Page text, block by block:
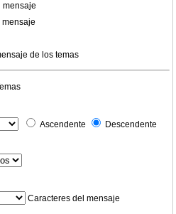
mensaje
mensaje
de los temas
Ascendente Descendente
Caracteres del mensaje